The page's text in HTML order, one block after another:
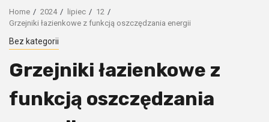
Home 2024 lipiec
12
Grzejniki łazienkowe z funkcją oszczędzania energii
Bez kategorii
Grzejniki łazienkowe z
funkcją oszczędzania